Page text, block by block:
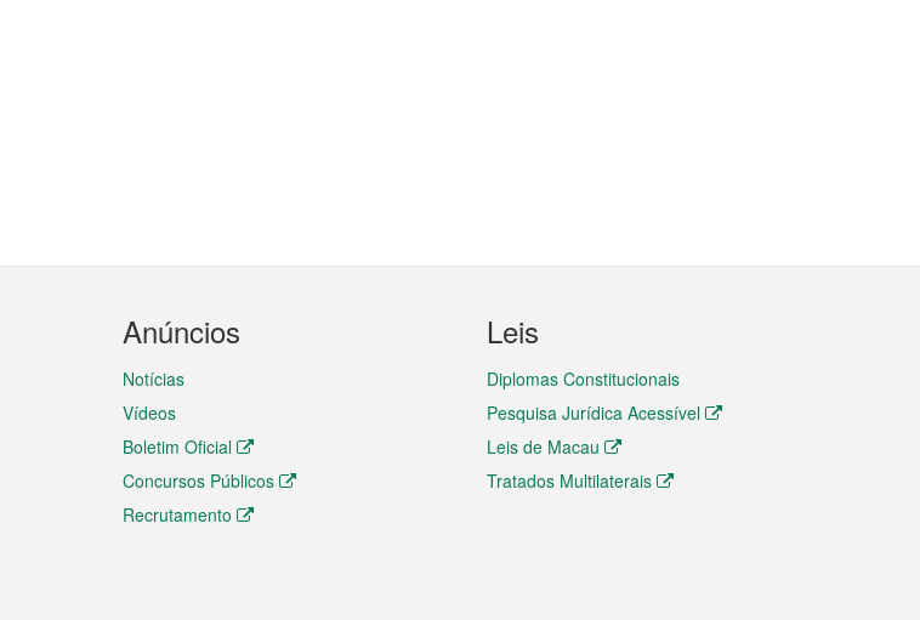
Anúncios
Notícias
Vídeos
Boletim Oficial
Concursos Públicos
Recrutamento
Leis
Diplomas Constitucionais
Pesquisa Jurídica Acessível
Leis de Macau
Tratados Multilaterais